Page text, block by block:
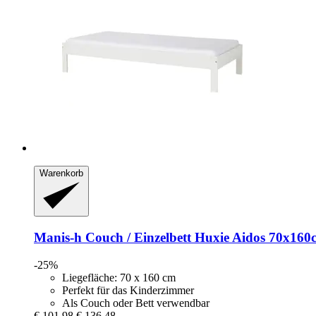
Warenkorb
Manis-h Couch / Einzelbett Huxie Aidos
-25%
Liegefläche: 70 x 160 cm
Perfekt für das Kinderzimmer
Als Couch oder Bett verwendbar